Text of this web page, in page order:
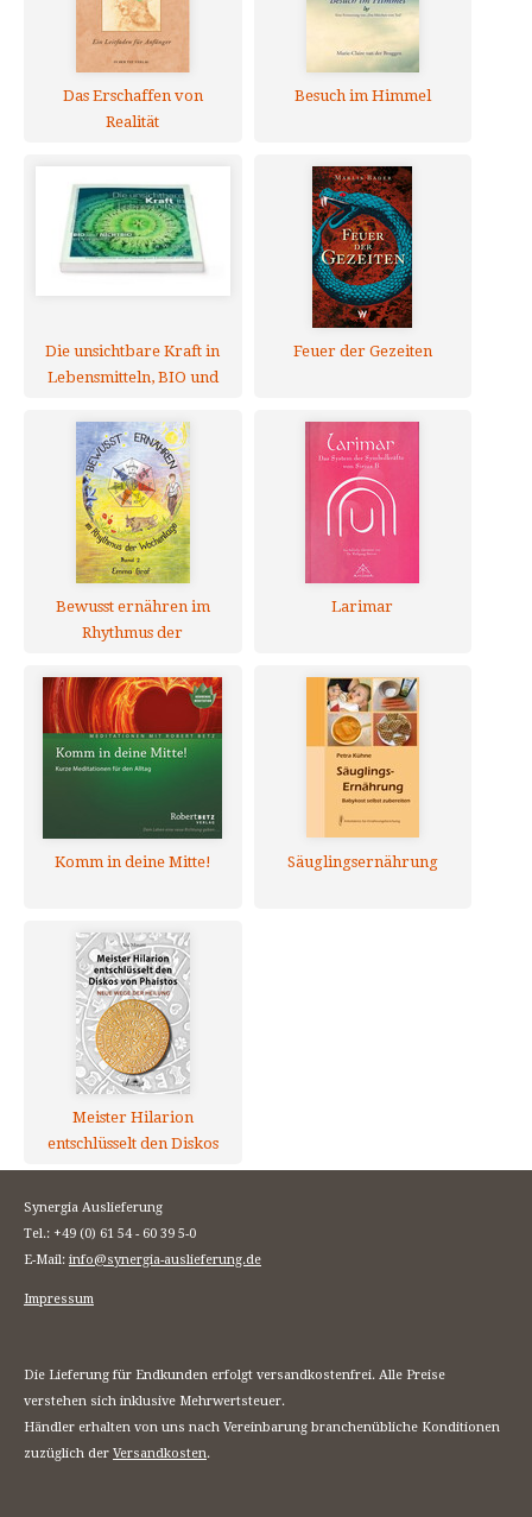
Das Erschaffen von
Realität
Besuch im Himmel
Die unsichtbare Kraft in
Lebensmitteln, BIO und
Feuer der Gezeiten
Bewusst ernähren im
Rhythmus der
Larimar
Komm in deine Mitte! Säuglingsernährung
Meister Hilarion
entschlüsselt den Diskos
von Phaistos
Synergia Auslieferung
Tel.: +49 (0) 61 54 - 60 39 5-0
E-Mail: info@synergia-auslieferung.de
Impressum
Die Lieferung für Endkunden erfolgt versandkostenfrei. Alle Preise
verstehen sich inklusive Mehrwertsteuer.
Händler erhalten von uns nach Vereinbarung branchenübliche Konditionen
zuzüglich der Versandkosten.